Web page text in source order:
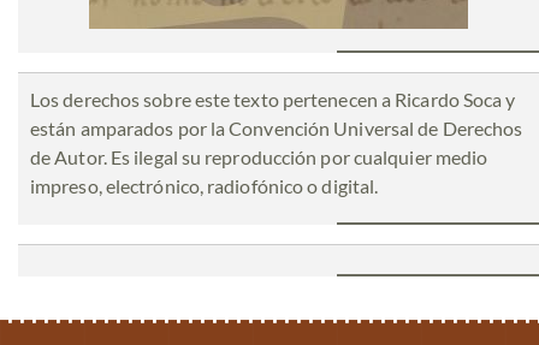
Los derechos sobre este texto pertenecen a Ricardo Soca y
están amparados por la Convención Universal de Derechos
de Autor. Es ilegal su reproducción por cualquier medio
impreso, electrónico, radiofónico o digital.